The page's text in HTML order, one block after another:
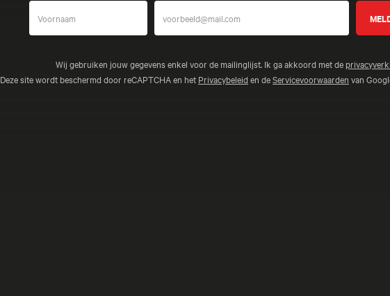
Wij gebruiken jouw gegevens enkel voor de mailinglijst. Ik ga akkoord met de
Deze site wordt beschermd door reCAPTCHA en het Privacybeleid en deServicevoorwaarden van